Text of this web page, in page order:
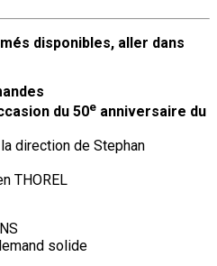
disponibles, aller dans
du 50e anniversaire du
direction de Stephan
THOREL
solide